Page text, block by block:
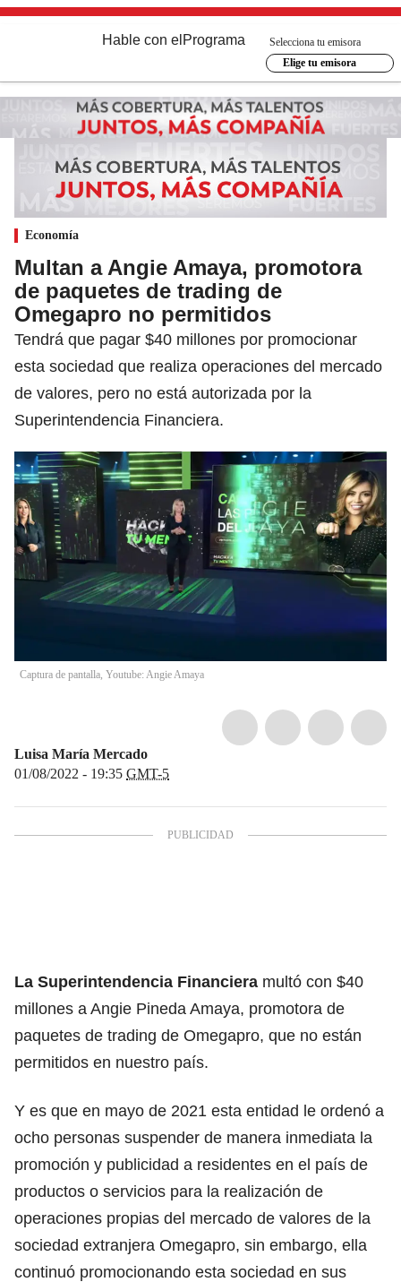
Hable con el Programa
Selecciona tu emisora
Elige tu emisora
Economía
Multan a Angie Amaya, promotora
de paquetes de trading de
Omegapro no permitidos
Tendrá que pagar $40 millones por promocionar
esta sociedad que realiza operaciones del mercado
de valores, pero no está autorizada por la
Superintendencia Financiera.
Captura de pantalla, Youtube: Angie Amaya
Luisa María Mercado
01/08/2022 - 19:35 GMT-5
La Superintendencia Financiera multó con $40
millones a Angie Pineda Amaya, promotora de
paquetes de trading de Omegapro, que no están
permitidos en nuestro país.
Y es que en mayo de 2021 esta entidad le ordenó a
ocho personas suspender de manera inmediata la
promoción y publicidad a residentes en el país de
productos o servicios para la realización de
operaciones propias del mercado de valores de la
sociedad extranjera Omegapro, sin embargo, ella
continuó promocionando esta sociedad en sus